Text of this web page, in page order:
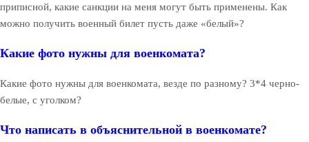
приписной, какие санкции на меня могут быть применены. Как
можно получить военный билет пусть даже «белый»?
Какие фото нужны для военкомата?
Какие фото нужны для военкомата, везде по разному? 3*4 черно-
белые, с уголком?
Что написать в объяснительной в военкомате?